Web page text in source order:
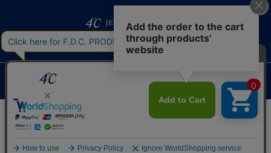
©F.D.C.PRODUCTS INC.
このサイトではサービス向上のためクッキー
を利用しています。